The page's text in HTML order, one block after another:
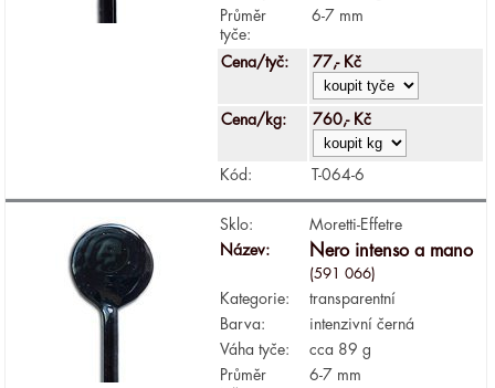
Průměr
tyče:
6-7 mm
Cena/tyč: 77,- Kč
Cena/kg: 760,- Kč
Kód: T-064-6
Sklo:
Moretti-Effetre
Název:
Nero intenso a mano
(591 066)
Kategorie:
transparentní
Barva:
intenzivní černá
Váha tyče:
cca 89 g
Průměr
6-7 mm